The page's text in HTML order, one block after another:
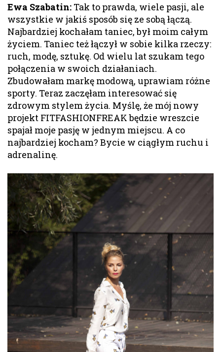
Ewa Szabatin: Tak to prawda, wiele pasji, ale
wszystkie w jakiś sposób się ze sobą łączą.
Najbardziej kochałam taniec, był moim całym
życiem. Taniec też łączył w sobie kilka rzeczy:
ruch, modę, sztukę. Od wielu lat szukam tego
połączenia w swoich działaniach.
Zbudowałam markę modową, uprawiam różne
sporty. Teraz zaczęłam interesować się
zdrowym stylem życia. Myślę, że mój nowy
projekt FITFASHIONFREAK będzie wreszcie
spajał moje pasję w jednym miejscu. A co
najbardziej kocham? Bycie w ciągłym ruchu i
adrenalinę.